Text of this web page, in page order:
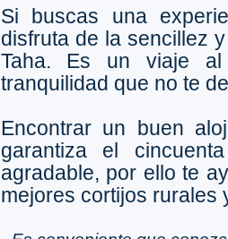
Si buscas una
disfruta de la sencillez
Taha. Es un viaje
tranquilidad que no te
Encontrar un buen
garantiza el
agradable, por ello te
mejores cortijos rurales